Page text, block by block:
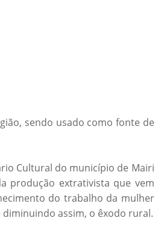
sendo usado como fonte de
Cultural do município de Mairi
produção extrativista que vem
do trabalho da mulher
assim, o êxodo rural.